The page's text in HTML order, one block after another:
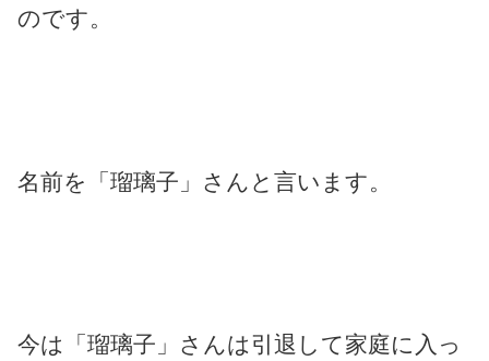
のです。
名前を「瑠璃子」さんと言います。
今は「瑠璃子」さんは引退して家庭に入っ